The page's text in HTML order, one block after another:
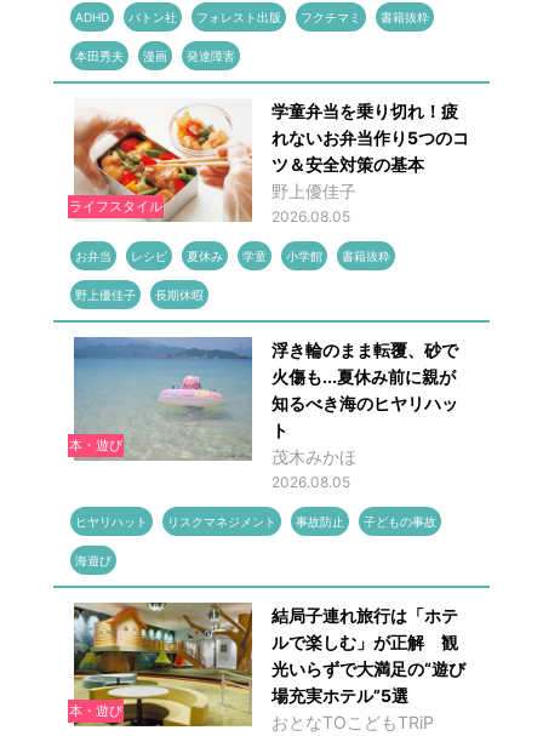
ADHD バトン社 フォレスト出版 フクチマミ 書籍抜粋
本田秀夫 漫画 発達障害
ライフスタイル
学童弁当を乗り切れ！疲
れないお弁当作り5つのコ
ツ＆安全対策の基本
野上優佳子
2026.08.05
お弁当 レシピ 夏休み 学童 小学館 書籍抜粋
野上優佳子 長期休暇
本・遊び
浮き輪のまま転覆、砂で
火傷も...夏休み前に親が
知るべき海のヒヤリハッ
ト
茂木みかほ
2026.08.05
ヒヤリハット リスクマネジメント 事故防止 子どもの事故
海遊び
本・遊び
結局子連れ旅行は「ホテ
ルで楽しむ」が正解 観
光いらずで大満足の“遊び
場充実ホテル”5選
おとなTOこどもTRiP